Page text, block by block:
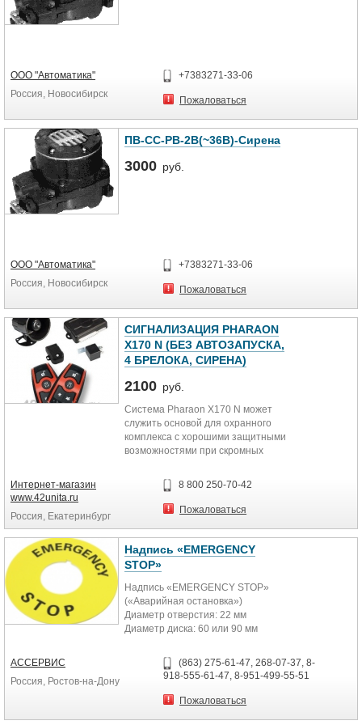
ООО "Автоматика"
Россия, Новосибирск
+7383271-33-06
Пожаловаться
ПВ-СС-РВ-2В(~36В)-Сирена
3000 руб.
ООО "Автоматика"
Россия, Новосибирск
+7383271-33-06
Пожаловаться
СИГНАЛИЗАЦИЯ PHARAON
X170 N (БЕЗ АВТОЗАПУСКА,
4 БРЕЛОКА, СИРЕНА)
2100 руб.
Система Pharaon X170 N может
служить основой для охранного
комплекса с хорошими защитными
возможностями при скромных
дополнительными
противоугонными устройствами
предусмотрено три
использоваться для реализации
дополнительных охранных
функций, например можно
установить приоритетное
отпирание двери водителя или
отпирание замка багажника.
Интернет-магазин
www.42unita.ru
Россия, Екатеринбург
8 800 250-70-42
Пожаловаться
Надпись «EMERGENCY
STOP»
Надпись «EMERGENCY STOP»
(«Аварийная остановка»)
Диаметр отверстия: 22 мм
Диаметр диска: 60 или 90 мм
АССЕРВИС
Россия, Ростов-на-Дону
(863) 275-61-47, 268-07-37, 8-
918-555-61-47, 8-951-499-55-51
Пожаловаться